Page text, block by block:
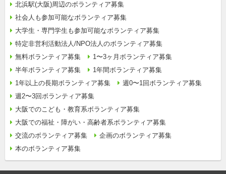
北浜駅(大阪)周辺のボランティア募集
社会人も参加可能なボランティア募集
大学生・専門学生も参加可能なボランティア募集
特定非営利活動法人/NPO法人のボランティア募集
無料ボランティア募集
1〜3ヶ月ボランティア募集
半年ボランティア募集
1年間ボランティア募集
1年以上の長期ボランティア募集
週0〜1回ボランティア募集
週2〜3回ボランティア募集
大阪でのこども・教育系ボランティア募集
大阪での福祉・障がい・高齢者系ボランティア募集
交流のボランティア募集
企画のボランティア募集
本のボランティア募集